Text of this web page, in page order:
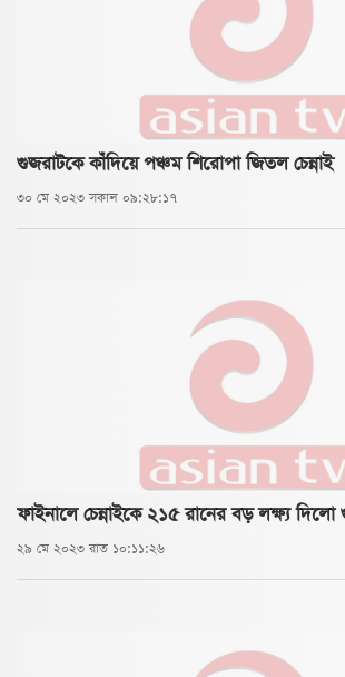
গুজরাটকে কাঁদিয়ে পঞ্চম শিরোপা জিতল চেন্নাই
৩০ মে ২০২৩ সকাল ০৯:২৮:১৭
ফাইনালে চেন্নাইকে ২১৫ রানের বড় লক্ষ্য দিলো
২৯ মে ২০২৩ রাত ১০:১১:২৬